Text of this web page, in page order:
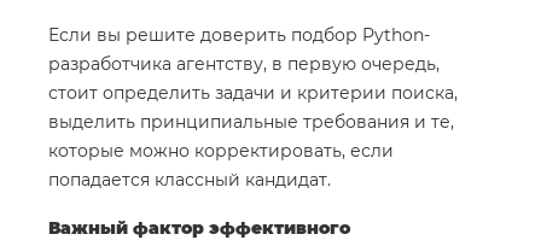
Если вы решите доверить подбор Python-
разработчика агентству, в первую очередь,
стоит определить задачи и критерии поиска,
выделить принципиальные требования и те,
которые можно корректировать, если
попадается классный кандидат.
Важный фактор эффективного